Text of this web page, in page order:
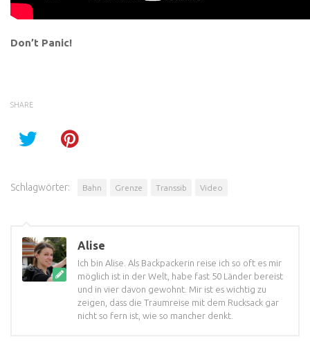
Don’t Panic!
SHARE
Schlagwörter: Bahn Grenze Transsib Video
Alise
Ich bin Alise. Als Backpackerin reise ich so oft es mir
möglich ist in der Welt, habe fast 50 Länder bereist
und in vier davon gewohnt. Mir ist es wichtig zu
zeigen, dass die Traumreise mit dem Rucksack gar
nicht so fern ist, wie so mancher denkt.